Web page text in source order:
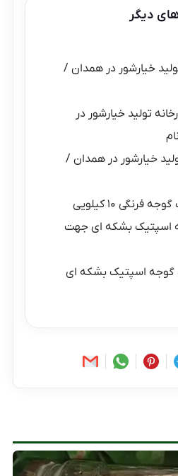
دیگر
خیارشور در همدان /
تولید خیارشور در
خیارشور در همدان /
فرنگی ۱۰ کیلویی
اسپتیک بشکه ای جهت
گوجه اسپتیک بشکه ای